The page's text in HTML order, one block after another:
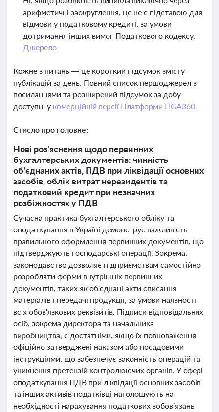
арифметичні заокруглення, це не є підставою для
відмови у податковому кредиті, за умови
дотримання інших вимог Податкового кодексу.
Джерело
Кожне з питань — це короткий підсумок змісту
публікацій за день. Повний список першоджерел з
посиланнями та розширений підсумок за добу
доступні у комерційній версії Платформи LIGA360.
Стисло про головне:
Нові роз'яснення щодо первинних
бухгалтерських документів: чинність
об'єднаних актів, ПДВ при ліквідації основних
засобів, облік витрат нерезидентів та
податковий кредит при незначних
розбіжностях у ПДВ
Сучасна практика бухгалтерського обліку та
оподаткування в Україні демонструє важливість
правильного оформлення первинних документів, що
підтверджують господарські операції. Зокрема,
законодавство дозволяє підприємствам самостійно
розробляти форми внутрішніх первинних
документів, таких як об'єднані акти списання
матеріалів і передачі продукції, за умови наявності
всіх обов'язкових реквізитів. Підписи відповідальних
осіб, зокрема директора та начальника
виробництва, є достатніми, якщо їх повноваження
офіційно затверджені наказом або посадовими
інструкціями, що забезпечує законність операцій та
уникнення претензій контролюючих органів. У сфері
оподаткування ПДВ при ліквідації основних засобів
та інших активів податківці наголошують на
необхідності нарахування податкових зобов’язань